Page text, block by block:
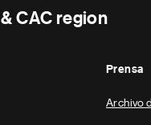
CAC region
Prensa
Archivo